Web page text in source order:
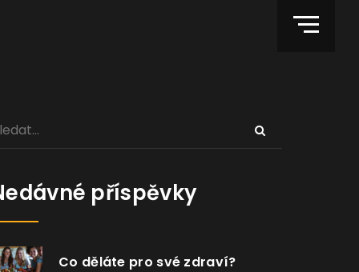
příspěvky
Co děláte pro své zdraví?